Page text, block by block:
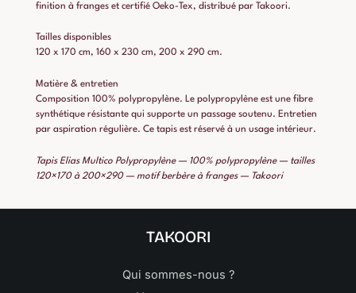
finition à franges et certifié Oeko-Tex, distribué par Takoori.
Tailles disponibles
120 x 170 cm, 160 x 230 cm, 200 x 290 cm.
Matière & entretien
Composition 100% polypropylène. Le polypropylène est une fibre
synthétique résistante qui supporte un passage soutenu. Entretien
par aspiration régulière. Ce tapis est réservé à un usage intérieur.
Tapis Elias Multico Polypropylène — 100% polypropylène — tailles
120×170 à 200×290 — motif berbère à franges — Takoori
TAKOORI
Qui sommes-nous ?